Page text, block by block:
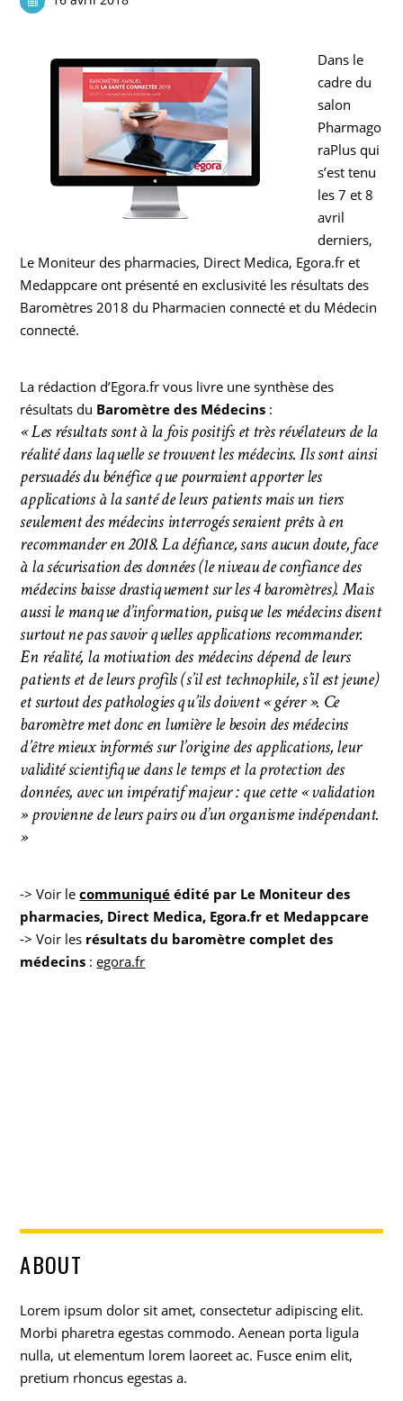
Dans le
cadre du
salon
Pharmago
raPlus qui
s’est tenu
les 7 et 8
avril
derniers,
Le Moniteur des pharmacies, Direct Medica, Egora.fr et
Medappcare ont présenté en exclusivité les résultats des
Baromètres 2018 du Pharmacien connecté et du Médecin
connecté.
La rédaction d’Egora.fr vous livre une synthèse des
résultats du Baromètre des Médecins :
« Les résultats sont à la fois positifs et très révélateurs de la
réalité dans laquelle se trouvent les médecins. Ils sont ainsi
persuadés du bénéfice que pourraient apporter les
applications à la santé de leurs patients mais un tiers
seulement des médecins interrogés seraient prêts à en
recommander en 2018. La défiance, sans aucun doute, face
à la sécurisation des données (le niveau de confiance des
médecins baisse drastiquement sur les 4 baromètres). Mais
aussi le manque d’information, puisque les médecins disent
surtout ne pas savoir quelles applications recommander.
En réalité, la motivation des médecins dépend de leurs
patients et de leurs profils (s’il est technophile, s’il est jeune)
et surtout des pathologies qu’ils doivent « gérer ». Ce
baromètre met donc en lumière le besoin des médecins
d’être mieux informés sur l’origine des applications, leur
validité scientifique dans le temps et la protection des
données, avec un impératif majeur : que cette « validation
» provienne de leurs pairs ou d’un organisme indépendant.
»
-> Voir lecommuniqué édité par Le Moniteur des
pharmacies, Direct Medica, Egora.fr et Medappcare
-> Voir les résultats du baromètre complet des
médecins :egora.fr
ABOUT
Lorem ipsum dolor sit amet, consectetur adipiscing elit.
Morbi pharetra egestas commodo. Aenean porta ligula
nulla, ut elementum lorem laoreet ac. Fusce enim elit,
pretium rhoncus egestas a.